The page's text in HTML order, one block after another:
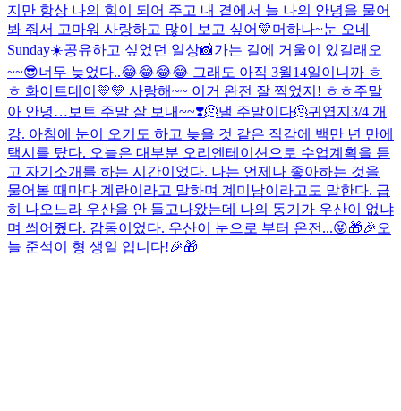
지만 항상 나의 힘이 되어 주고 내 곁에서 늘 나의 안녕을 물어
봐 줘서 고마워 사랑하고 많이 보고 싶어💛머하나~눈 오네
Sunday☀️공유하고 싶었던 일상📸가는 길에 거울이 있길래오
~~😎너무 늦었다..😂😂😂😂 그래도 아직 3월14일이니까 ㅎ
ㅎ 화이트데이💛💛 사랑해~~ 이거 완전 잘 찍었지! ㅎㅎ주말
아 안녕… 보트 주말 잘 보내~~❣️🫠낼 주말이다🫠귀엽지 3/4 개
강. 아침에 눈이 오기도 하고 늦을 것 같은 직감에 백만 년 만에
택시를 탔다. 오늘은 대부분 오리엔테이션으로 수업계획을 듣
고 자기소개를 하는 시간이었다. 나는 언제나 좋아하는 것을
물어볼 때마다 계란이라고 말하며 계미남이라고도 말한다. 급
히 나오느라 우산을 안 들고나왔는데 나의 동기가 우산이 없냐
며 씌어줬다. 감동이었다. 우산이 눈으로 부터 온전...😝🎁🎉오
늘 준석이 형 생일 입니다!🎉🎁